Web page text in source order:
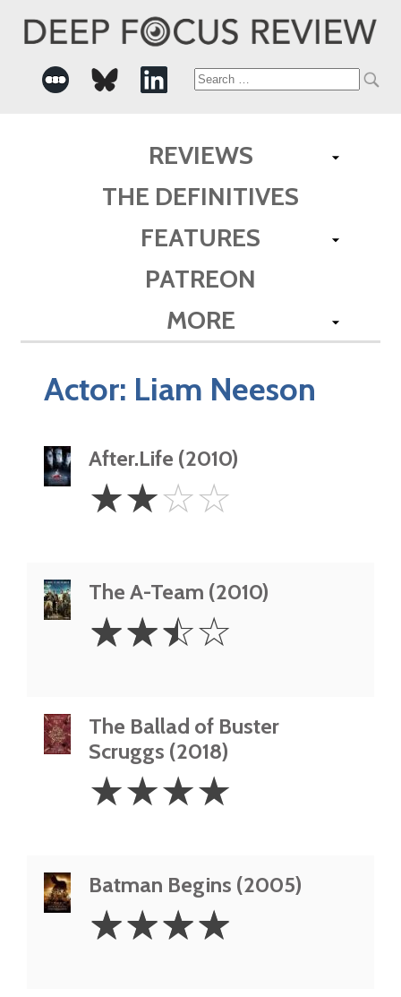
Search
REVIEWS
THE DEFINITIVES
FEATURES
PATREON
MORE
Actor: Liam Neeson
After.Life (2010)
Stars
☆☆☆☆
The A-Team (2010)
2.5
Stars
☆☆☆☆
The Ballad of Buster
Scruggs (2018)
Stars
☆☆☆☆
Batman Begins (2005)
Stars
☆☆☆☆